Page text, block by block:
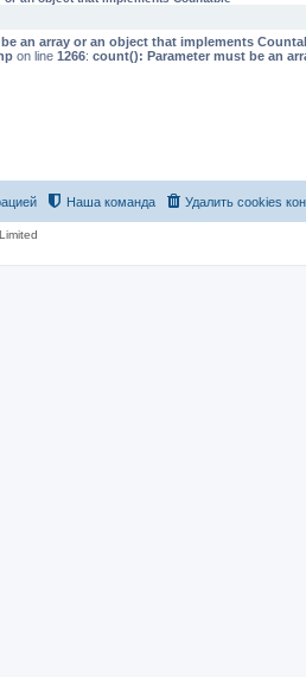
an array or an object that implements
on line 1266: count(): Parameter must be an
Удалить cookies
Наша команда